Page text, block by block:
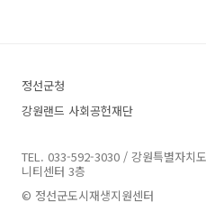
정선군청
강원랜드 사회공헌재단
TEL. 033-592-3030 / 강원특별자치
니티센터 3층
© 정선군도시재생지원센터